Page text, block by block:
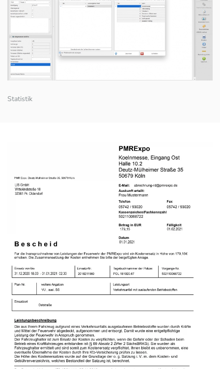
Statistik
Beispiel Bescheid
Öffnen